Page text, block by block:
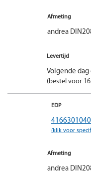
Afmeting
andrea
Levertijd
Volgende
(bestel voor
EDP
(klik voor
Afmeting
andrea